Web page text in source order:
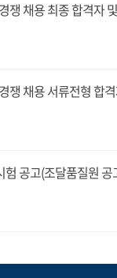
쟁 채용 최종 합격자
쟁 채용 서류전형 합
공고(조달품질원